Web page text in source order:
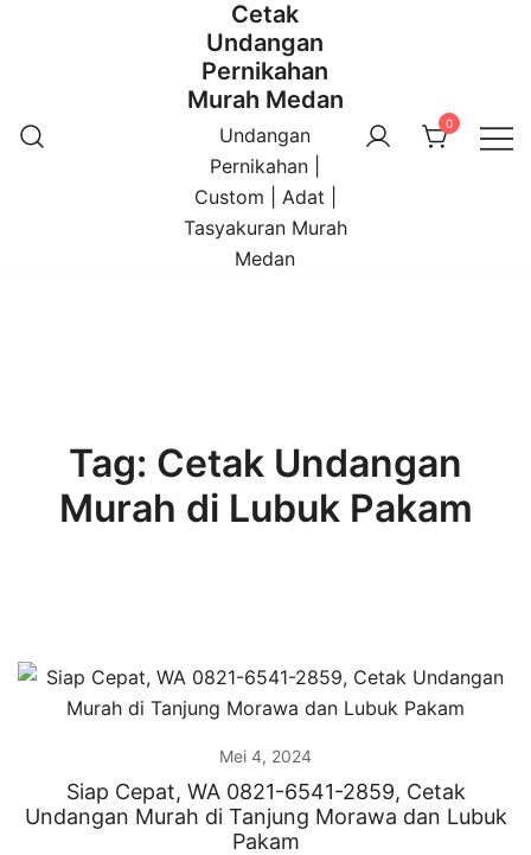
Cetak
Undangan
Pernikahan
Murah Medan
Undangan
Pernikahan |
Custom | Adat |
Tasyakuran Murah
Medan
0
Tag: Cetak Undangan
Murah di Lubuk Pakam
Mei 4, 2024
Siap Cepat, WA 0821-6541-2859, Cetak
Undangan Murah di Tanjung Morawa dan Lubuk
Pakam